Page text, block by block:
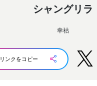
シャングリラ
幸祜
リンクをコピー